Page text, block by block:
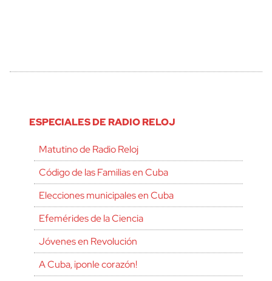
ESPECIALES DE RADIO RELOJ
Matutino de Radio Reloj
Código de las Familias en Cuba
Elecciones municipales en Cuba
Efemérides de la Ciencia
Jóvenes en Revolución
A Cuba, ¡ponle corazón!